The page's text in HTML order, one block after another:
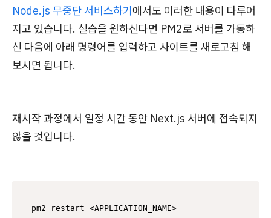
Node.js 무중단 서비스하기에서도 이러한 내용이 다루어
지고 있습니다. 실습을 원하신다면 PM2로 서버를 가동하
신 다음에 아래 명령어를 입력하고 사이트를 새로고침 해
보시면 됩니다.
재시작 과정에서 일정 시간 동안 Next.js 서버에 접속되지
않을 것입니다.
pm2 restart <APPLICATION_NAME>